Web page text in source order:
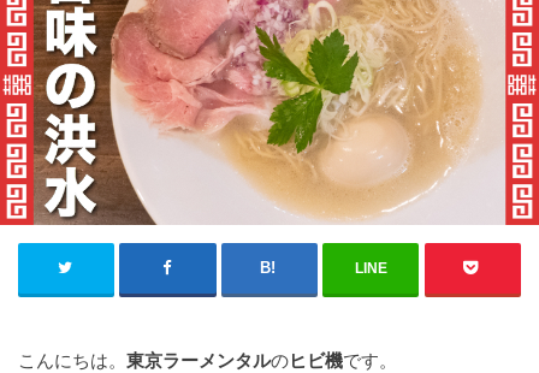
LINE
こんにちは。 東京ラーメンタルのヒビ機です。